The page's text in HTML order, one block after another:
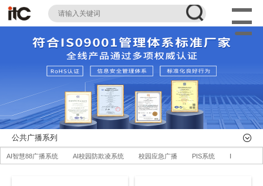
公共广播系列
AI智慧88广播系统 AI校园防欺凌系统 校园应急广播 PIS系统 IP消防广播